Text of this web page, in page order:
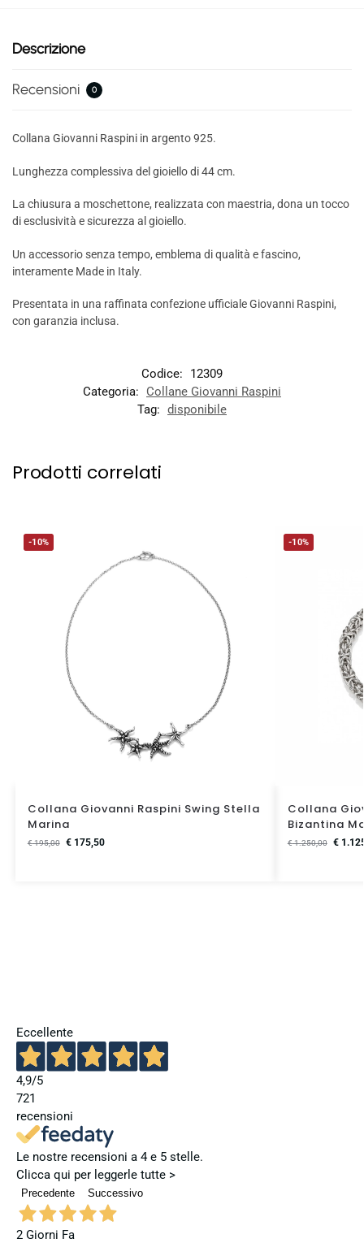
Descrizione
Recensioni 0
Collana Giovanni Raspini in argento 925.
Lunghezza complessiva del gioiello di 44 cm.
La chiusura a moschettone, realizzata con maestria, dona un tocco
di esclusività e sicurezza al gioiello.
Un accessorio senza tempo, emblema di qualità e fascino,
interamente Made in Italy.
Presentata in una raffinata confezione ufficiale Giovanni Raspini,
con garanzia inclusa.
Codice:
12309
Categoria:
Collane Giovanni Raspini
Tag: disponibile
Prodotti correlati
-10%
Collana Giovanni Raspini Swing Stella
Marina
€195,00 €175,50
-10%
Collana
Bizantina
€1.250,00 €
Eccellente
4,9/5
721
recensioni
Le nostre recensioni a 4 e 5 stelle.
Clicca qui per leggerle tutte >
Precedente Successivo
2 Giorni Fa